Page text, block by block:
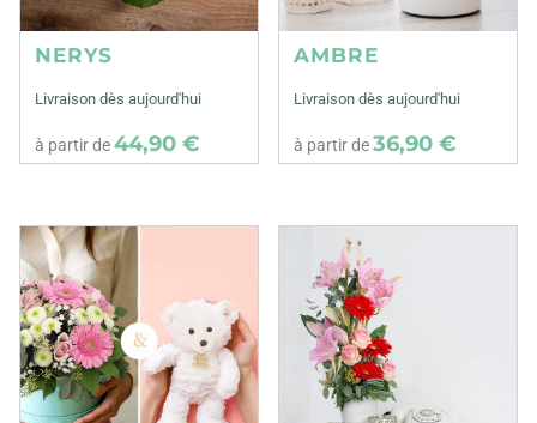
NERYS
Livraison dès aujourd'hui
à partir de44,90 €
AMBRE
Livraison dès aujourd'hui
à partir de36,90 €